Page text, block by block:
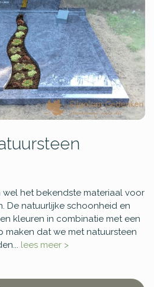
wel het bekendste materiaal voor
De natuurlijke schoonheid en
kleuren in combinatie met een
maken dat we met natuursteen
lees meer >